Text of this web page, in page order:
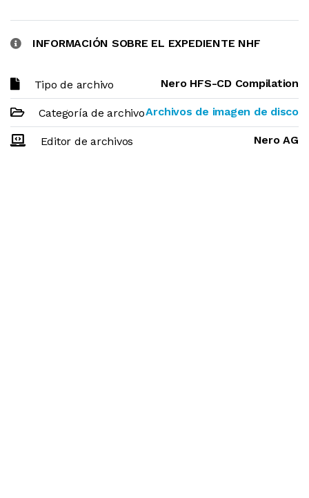
INFORMACIÓN SOBRE EL EXPEDIENTE NHF
Tipo de archivo Nero HFS-CD Compilation
Categoría de archivoArchivos de imagen de disco
Editor de archivos Nero AG